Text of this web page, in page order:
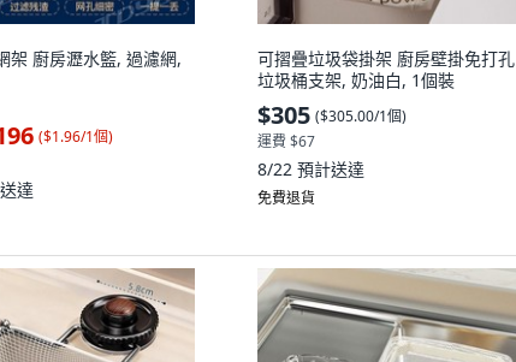
架 廚房瀝水籃, 過濾網,
($1.96/1個)
達
可摺疊垃圾袋掛架 廚房壁掛免打孔
垃圾桶支架, 奶油白, 1個裝
$305 ($305.00/1個)
運費 $67
8/22 預計送達
免費退貨